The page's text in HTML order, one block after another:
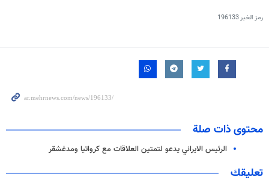
رمز الخبر196133
محتوى ذات صلة
الرئيس الايراني يدعو لتمتين العلاقات مع كرواتيا ومدغشقر
تعليقك